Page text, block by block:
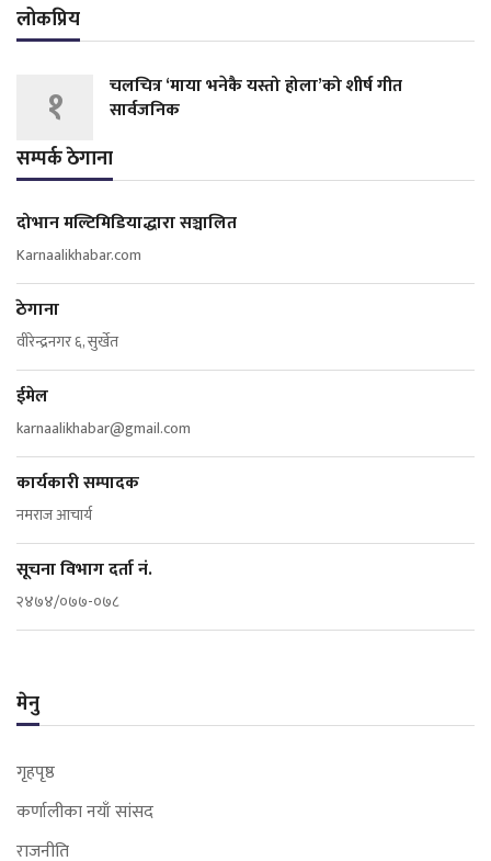
लोकप्रिय
१
चलचित्र ‘माया भनेकै यस्तो होला’को शीर्ष गीत
सार्वजनिक
सम्पर्क ठेगाना
दोभान मल्टिमिडियाद्धारा सञ्चालित
Karnaalikhabar.com
ठेगाना
वीरेन्द्रनगर ६, सुर्खेत
ईमेल
karnaalikhabar@gmail.com
कार्यकारी सम्पादक
नमराज आचार्य
सूचना विभाग दर्ता नं.
२४७४/०७७-०७८
मेनु
गृहपृष्ठ
कर्णालीका नयाँ सांसद
राजनीति